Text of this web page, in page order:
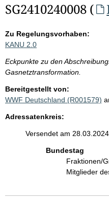
SG2410240008 (
Zu Regelungsvorhaben:
KANU 2.0
Eckpunkte zu den
Gasnetztransformation.
Bereitgestellt von:
WWF Deutschland (R001579)
Adressatenkreis:
Versendet am
Bundestag
Fraktionen/
Mitglieder